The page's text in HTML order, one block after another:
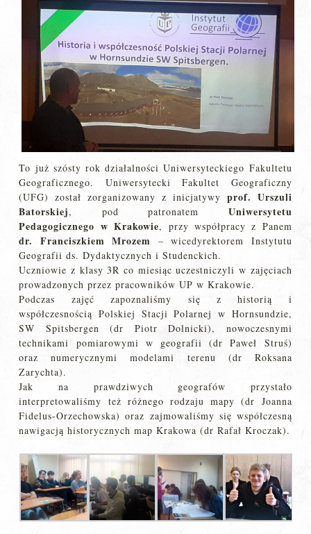
To już szósty rok działalności Uniwersyteckiego Fakultetu
Geograficznego. Uniwersytecki Fakultet Geograficzny
(UFG) został zorganizowany z inicjatywy prof. Urszuli
Batorskiej, pod patronatem Uniwersytetu
Pedagogicznego w Krakowie, przy współpracy z Panem
dr. Franciszkiem Mrozem – wicedyrektorem Instytutu
Geografii ds. Dydaktycznych i Studenckich.
Uczniowie z klasy 3R co miesiąc uczestniczyli w zajęciach
prowadzonych przez pracowników UP w Krakowie.
Podczas zajęć zapoznaliśmy się z historią i
współczesnością Polskiej Stacji Polarnej w Hornsundzie,
SW Spitsbergen (dr Piotr Dolnicki), nowoczesnymi
technikami pomiarowymi w geografii (dr Paweł Struś)
oraz numerycznymi modelami terenu (dr Roksana
Zarychta).
Jak na prawdziwych geografów przystało
interpretowaliśmy też różnego rodzaju mapy (dr Joanna
Fidelus-Orzechowska) oraz zajmowaliśmy się współczesną
nawigacją historycznych map Krakowa (dr Rafał Kroczak).